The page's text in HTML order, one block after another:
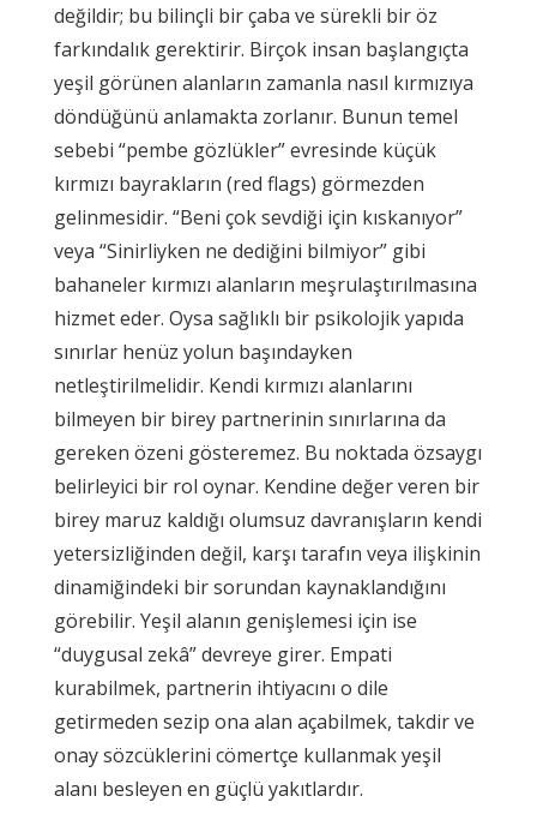
değildir; bu bilinçli bir çaba ve sürekli bir öz
farkındalık gerektirir. Birçok insan başlangıçta
yeşil görünen alanların zamanla nasıl kırmızıya
döndüğünü anlamakta zorlanır. Bunun temel
sebebi “pembe gözlükler” evresinde küçük
kırmızı bayrakların (red flags) görmezden
gelinmesidir. “Beni çok sevdiği için kıskanıyor”
veya “Sinirliyken ne dediğini bilmiyor” gibi
bahaneler kırmızı alanların meşrulaştırılmasına
hizmet eder. Oysa sağlıklı bir psikolojik yapıda
sınırlar henüz yolun başındayken
netleştirilmelidir. Kendi kırmızı alanlarını
bilmeyen bir birey partnerinin sınırlarına da
gereken özeni gösteremez. Bu noktada özsaygı
belirleyici bir rol oynar. Kendine değer veren bir
birey maruz kaldığı olumsuz davranışların kendi
yetersizliğinden değil, karşı tarafın veya ilişkinin
dinamiğindeki bir sorundan kaynaklandığını
görebilir. Yeşil alanın genişlemesi için ise
“duygusal zekâ” devreye girer. Empati
kurabilmek, partnerin ihtiyacını o dile
getirmeden sezip ona alan açabilmek, takdir ve
onay sözcüklerini cömertçe kullanmak yeşil
alanı besleyen en güçlü yakıtlardır.